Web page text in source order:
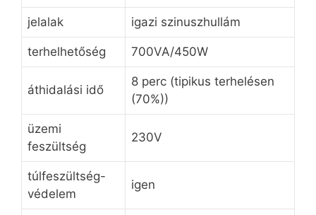
jelalak igazi szinuszhullám
terhelhetőség 700VA/450W
áthidalási idő
8 perc (tipikus terhelésen
(70%))
üzemi
feszültség
230V
túlfeszültség-
védelem
igen